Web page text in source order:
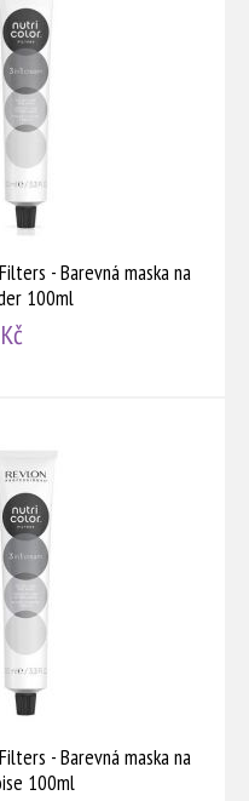
- Barevná maska na
100ml
- Barevná maska na
100ml